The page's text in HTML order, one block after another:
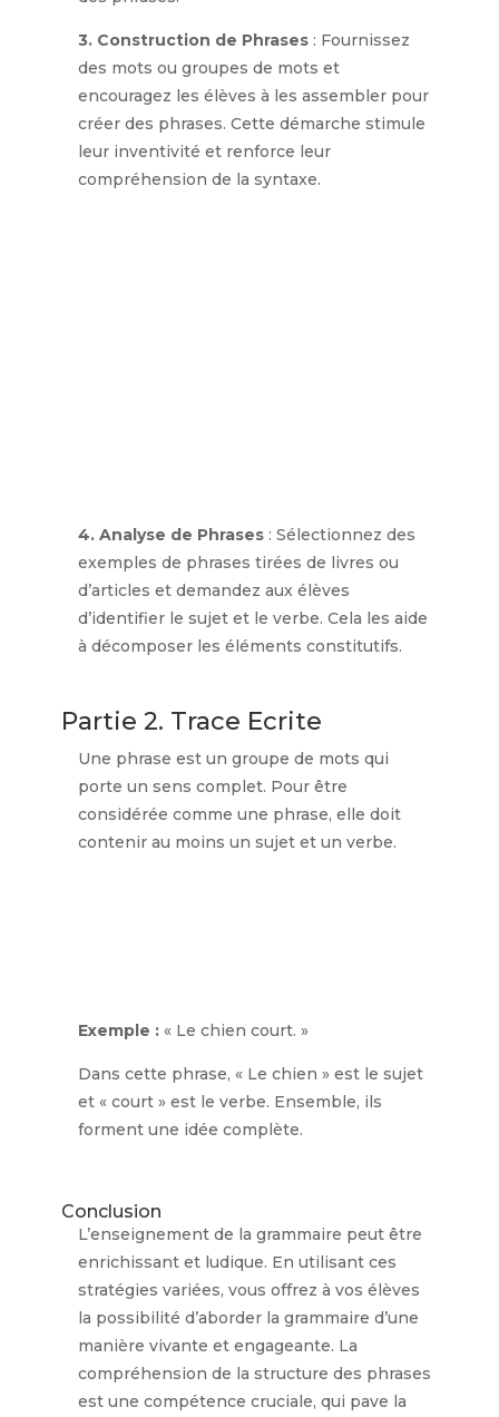
3. Construction de Phrases: Fournissez
des mots ou groupes de mots et
encouragez les élèves à les assembler pour
créer des phrases. Cette démarche stimule
leur inventivité et renforce leur
compréhension de la syntaxe.
4. Analyse de Phrases: Sélectionnez des
exemples de phrases tirées de livres ou
d’articles et demandez aux élèves
d’identifier le sujet et le verbe. Cela les aide
à décomposer les éléments constitutifs.
Partie 2. Trace Ecrite
Une phrase est un groupe de mots qui
porte un sens complet. Pour être
considérée comme une phrase, elle doit
contenir au moins un sujet et un verbe.
Exemple :« Le chien court. »
Dans cette phrase, « Le chien » est le sujet
et « court » est le verbe. Ensemble, ils
forment une idée complète.
Conclusion
L’enseignement de la grammaire peut être
enrichissant et ludique. En utilisant ces
stratégies variées, vous offrez à vos élèves
la possibilité d’aborder la grammaire d’une
manière vivante et engageante. La
compréhension de la structure des phrases
est une compétence cruciale, qui pave la